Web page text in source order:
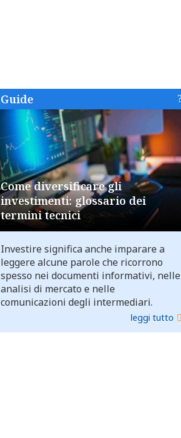
Guide
Come diversificare gli
investimenti: glossario dei
termini tecnici
Investire significa anche imparare a
leggere alcune parole che ricorrono
spesso nei documenti informativi, nelle
analisi di mercato e nelle
comunicazioni degli intermediari.
leggi tutto